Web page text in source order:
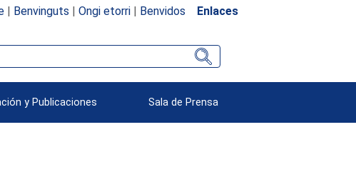
| Benvinguts | Ongi etorri| Benvidos Enlaces
y Publicaciones Sala de Prensa